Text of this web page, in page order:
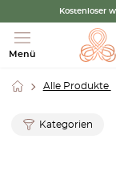
Kostenloser
Menü
Alle Produkte
Kategorien